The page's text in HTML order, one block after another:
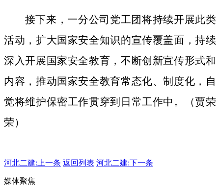
接下来，一分公司党工团将持续开展此类
活动，扩大国家安全知识的宣传覆盖面，持续
深入开展国家安全教育，不断创新宣传形式和
内容，推动国家安全教育常态化、制度化，自
觉将维护保密工作贯穿到日常工作中。（贾荣
荣）
河北二建: 上一条 返回列表 河北二建:下一条
媒体聚焦